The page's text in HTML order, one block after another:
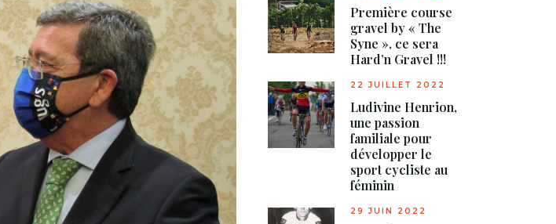
Première course
gravel by « The
Syne », ce sera
Hard’n Gravel !!!
22 JUILLET 2022
Ludivine Henrion,
une passion
familiale pour
développer le
sport cycliste au
féminin
29 JUIN 2022